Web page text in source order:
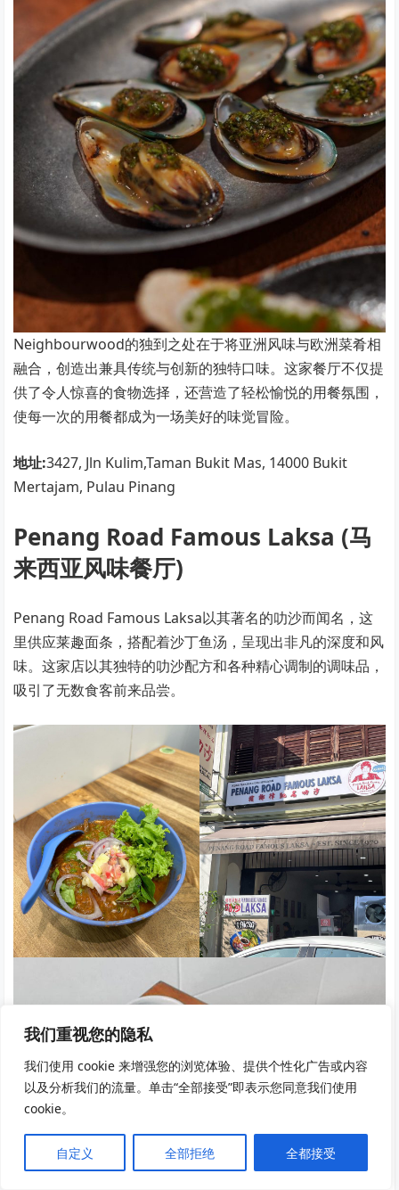
我们重视您的隐私
我们使用 cookie 来增强您的浏览体验、提供个性化广告或内容
以及分析我们的流量。单击“全部接受”即表示您同意我们使用
cookie。
自定义 全部拒绝 全都接受
Neighbourwood的独到之处在于将亚洲风味与欧洲菜肴相
融合，创造出兼具传统与创新的独特口味。这家餐厅不仅提
供了令人惊喜的食物选择，还营造了轻松愉悦的用餐氛围，
使每一次的用餐都成为一场美好的味觉冒险。
地址:3427, Jln Kulim,Taman Bukit Mas, 14000 Bukit
Mertajam, Pulau Pinang
Penang Road Famous Laksa (马
来西亚风味餐厅)
Penang Road Famous Laksa以其著名的叻沙而闻名，这
里供应莱趣面条，搭配着沙丁鱼汤，呈现出非凡的深度和风
味。这家店以其独特的叻沙配方和各种精心调制的调味品，
吸引了无数食客前来品尝。